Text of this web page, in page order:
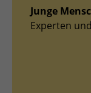
Junge
Experten